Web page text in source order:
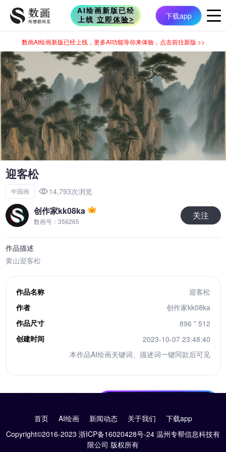
迎客松
中国画 14,793次浏览
创作家kk08ka
数画号：356265 关注
作品描述
黄山迎客松
作品名称
迎客松
作者
创作家kk08ka
作品尺寸
896 * 512
创建时间
2023-10-07 23:48:40
本作品AI绘画关键词、描述词一键同款后可见